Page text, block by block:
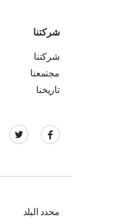
شركتنا
شركتنا
مجتمعنا
تاريخنا
محدد البلد